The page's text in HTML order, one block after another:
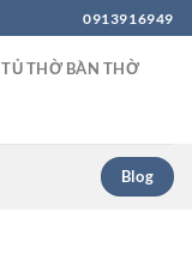
0913916949
TỦ THỜ BÀN THỜ
Blog